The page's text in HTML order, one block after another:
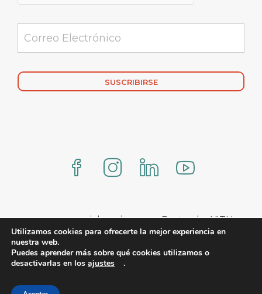
www.comercialmexicana.eu Proteo by YITH
Utilizamos cookies para ofrecerte la mejor experiencia en
nuestra web.
Puedes aprender más sobre qué cookies utilizamos o
desactivarlas en los ajustes .